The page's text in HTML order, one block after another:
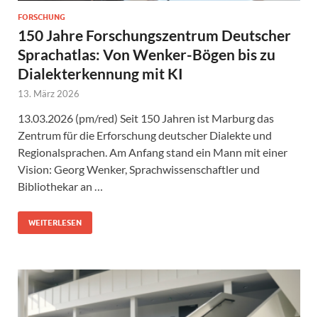
FORSCHUNG
150 Jahre Forschungszentrum Deutscher
Sprachatlas: Von Wenker-Bögen bis zu
Dialekterkennung mit KI
13. März 2026
13.03.2026 (pm/red) Seit 150 Jahren ist Marburg das
Zentrum für die Erforschung deutscher Dialekte und
Regionalsprachen. Am Anfang stand ein Mann mit einer
Vision: Georg Wenker, Sprachwissenschaftler und
Bibliothekar an …
WEITERLESEN